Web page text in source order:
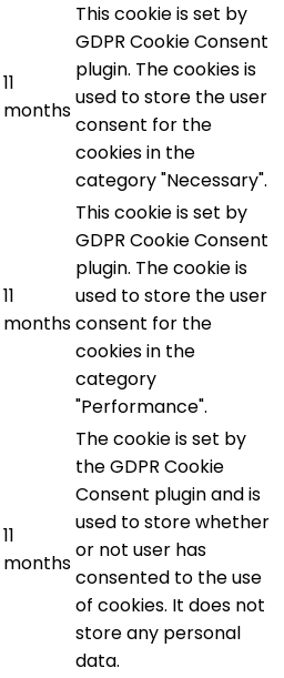
11
months
This cookie is set by
GDPR Cookie Consent
plugin. The cookies is
used to store the user
consent for the
cookies in the
category "Necessary".
11
months
This cookie is set by
GDPR Cookie Consent
plugin. The cookie is
used to store the user
consent for the
cookies in the
category
"Performance".
11
months
The cookie is set by
the GDPR Cookie
Consent plugin and is
used to store whether
or not user has
consented to the use
of cookies. It does not
store any personal
data.